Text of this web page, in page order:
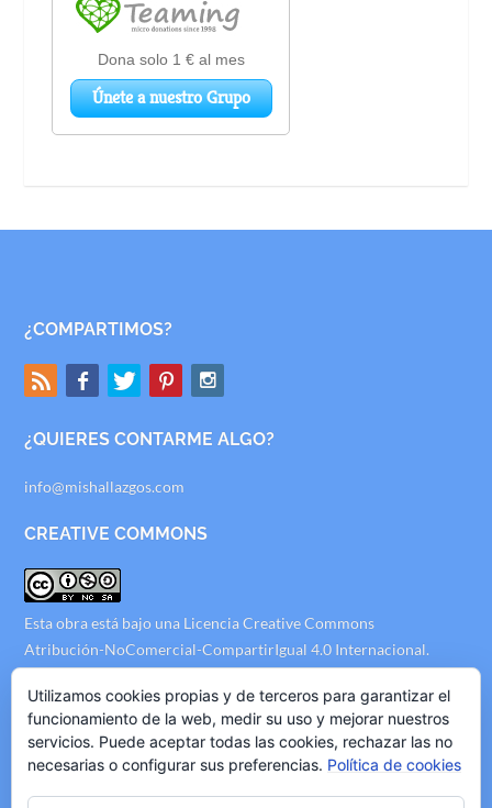
¿COMPARTIMOS?
¿QUIERES CONTARME ALGO?
info@mishallazgos.com
CREATIVE COMMONS
Esta obra está bajo una Licencia Creative Commons
Atribución-NoComercial-CompartirIgual 4.0 Internacional.
AVISO LEGAL
Politica de Privacidad
Politica de Cookies
Politica de Publicidad
Utilizamos cookies propias y de terceros para garantizar el
funcionamiento de la web, medir su uso y mejorar nuestros
servicios. Puede aceptar todas las cookies, rechazar las no
necesarias o configurar sus preferencias. Política de cookies